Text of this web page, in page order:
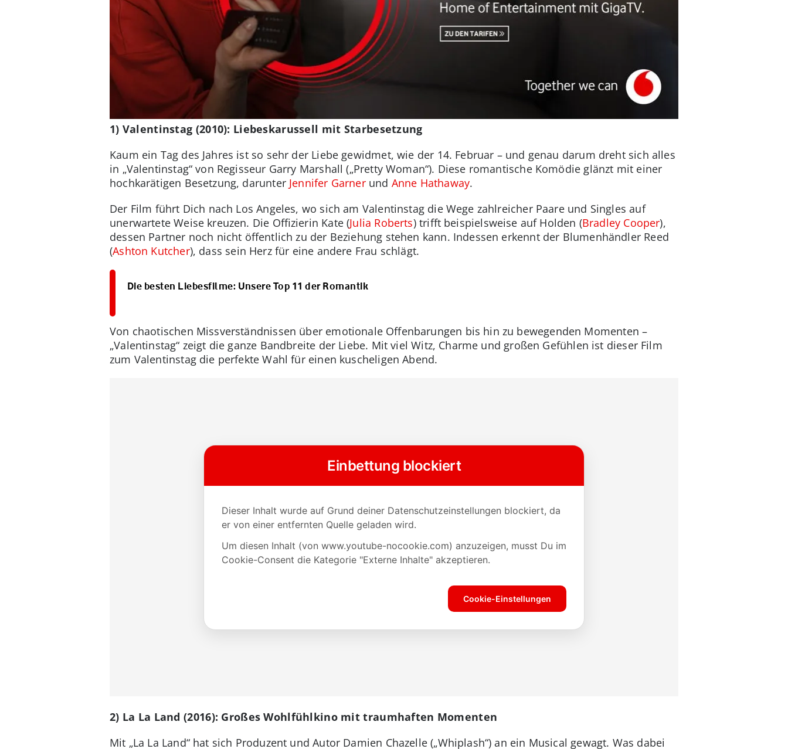
1) Valentinstag (2010): Liebeskarussell mit Starbesetzung
Kaum ein Tag des Jahres ist so sehr der Liebe gewidmet, wie der 14. Februar – und genau darum dreht sich alles
in „Valentinstag“ von Regisseur Garry Marshall („Pretty Woman“). Diese romantische Komödie glänzt mit einer
hochkarätigen Besetzung, darunter Jennifer Garnerund Anne Hathaway.
Der Film führt Dich nach Los Angeles, wo sich am Valentinstag die Wege zahlreicher Paare und Singles auf
unerwartete Weise kreuzen. Die Offizierin Kate (Julia Roberts) trifft beispielsweise auf Holden (Bradley Cooper),
dessen Partner noch nicht öffentlich zu der Beziehung stehen kann. Indessen erkennt der Blumenhändler Reed
(Ashton Kutcher), dass sein Herz für eine andere Frau schlägt.
Die besten Liebesfilme: Unsere Top 11 der Romantik
Von chaotischen Missverständnissen über emotionale Offenbarungen bis hin zu bewegenden Momenten –
„Valentinstag“ zeigt die ganze Bandbreite der Liebe. Mit viel Witz, Charme und großen Gefühlen ist dieser Film
zum Valentinstag die perfekte Wahl für einen kuscheligen Abend.
2) La La Land (2016): Großes Wohlfühlkino mit traumhaften Momenten
Mit „La La Land“ hat sich Produzent und Autor Damien Chazelle („Whiplash“) an ein Musical gewagt. Was dabei